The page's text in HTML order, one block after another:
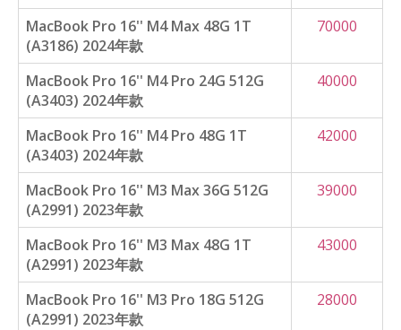
MacBook Pro 16'' M4 Max 48G 1T
(A3186) 2024年款
70000
MacBook Pro 16'' M4 Pro 24G 512G
(A3403) 2024年款
40000
MacBook Pro 16'' M4 Pro 48G 1T
(A3403) 2024年款
42000
MacBook Pro 16'' M3 Max 36G 512G
(A2991) 2023年款
39000
MacBook Pro 16'' M3 Max 48G 1T
(A2991) 2023年款
43000
MacBook Pro 16'' M3 Pro 18G 512G
(A2991) 2023年款
28000